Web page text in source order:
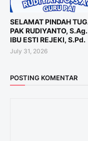
SELAMAT PINDAH
PAK RUDIYANTO,
IBU ESTI REJEKI, S.Pd.
July 31, 2026
POSTING KOMENTAR